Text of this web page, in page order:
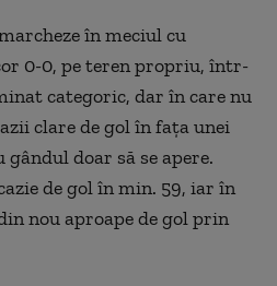
în meciul cu
0-0, pe teren propriu, într-
categoric, dar în care nu
clare de gol în faţa unei
doar să se apere.
de gol în min. 59, iar în
nou aproape de gol prin